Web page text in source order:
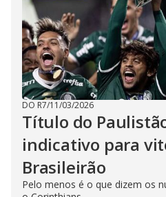
DO R7/11/03/2026
Título do
indicativo para
Brasileirão
Pelo menos é o que dizem os